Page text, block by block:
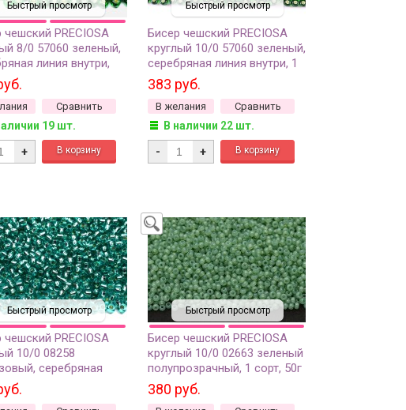
Быстрый просмотр
чешский PRECIOSA
8/0 57060 зеленый,
линия внутри,
отверстие, 50г
Сравнить
19 шт.
+
Быстрый просмотр
Бисер чешский PRECIOSA
круглый 10/0 57060 зеленый,
серебряная линия внутри, 1
сорт, 50г
383 руб.
В желания Сравнить
В наличии 22 шт.
- +
Быстрый просмотр
чешский PRECIOSA
10/0 08258
серебряная
1 сорт, 50г
Быстрый просмотр
Бисер чешский PRECIOSA
круглый 10/0 02663 зеленый
полупрозрачный, 1 сорт, 50г
380 руб.